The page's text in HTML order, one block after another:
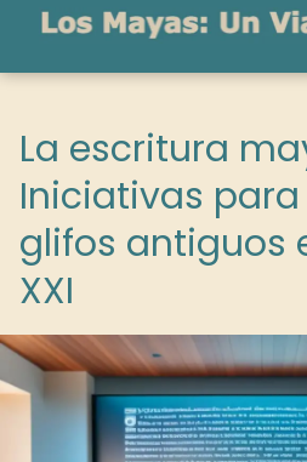
La escritura
Iniciativas
glifos antiguos
XXI